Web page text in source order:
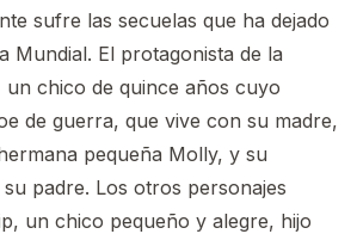
sufre las secuelas que ha dejado
Mundial. El protagonista de la
un chico de quince años cuyo
de guerra, que vive con su madre,
pequeña Molly, y su
padre. Los otros personajes
un chico pequeño y alegre, hijo